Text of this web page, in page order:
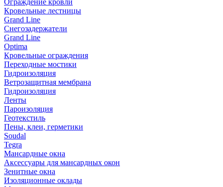
Ограждение кровли
Кровельные лестницы
Grand Line
Снегозадержатели
Grand Line
Optima
Кровельные ограждения
Переходные мостики
Гидроизоляция
Ветрозащитная мембрана
Гидроизоляция
Ленты
Пароизоляция
Геотекстиль
Пены, клеи, герметики
Soudal
Tegra
Мансардные окна
Аксессуары для мансардных окон
Зенитные окна
Изоляционные оклады